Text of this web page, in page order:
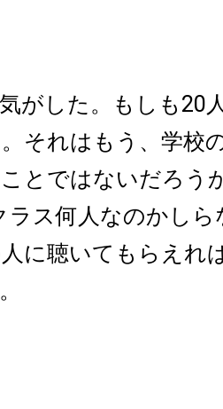
がした。もしも20
それはもう、学校
とではないだろう
ラス何人なのかし
に聴いてもらえれ